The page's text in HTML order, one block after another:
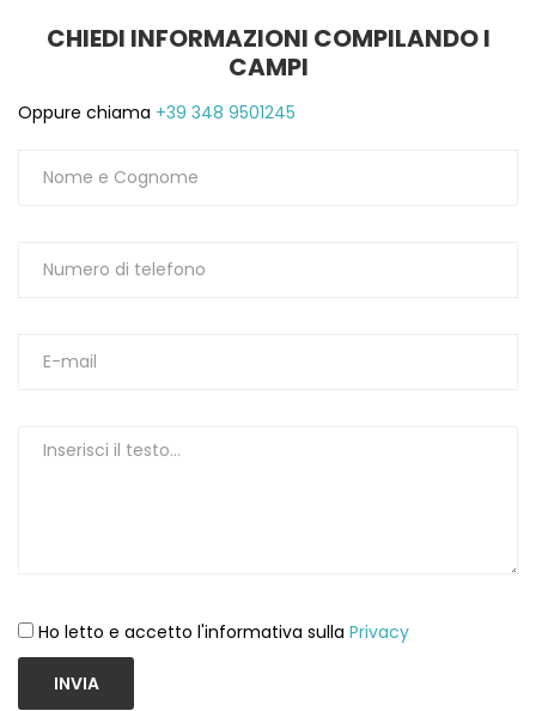
CHIEDI INFORMAZIONI COMPILANDO I
CAMPI
Oppure chiama +39 348 9501245
Ho letto e accetto l'informativa sulla Privacy
INVIA